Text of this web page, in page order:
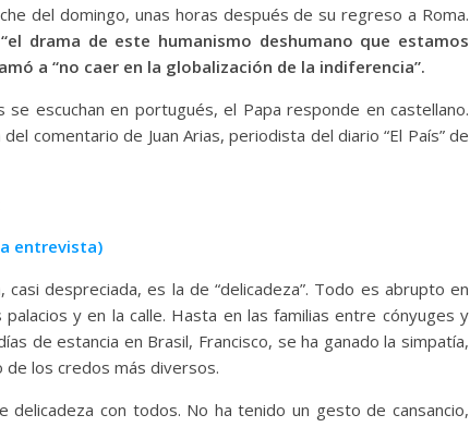
del domingo, unas horas después de su regreso a Roma.
drama de este humanismo deshumano que estamos
a “no caer en la globalización de la indiferencia”.
escuchan en portugués, el Papa responde en castellano.
comentario de Juan Arias, periodista del diario “El País” de
entrevista)
despreciada, es la de “delicadeza”. Todo es abrupto en
y en la calle. Hasta en las familias entre cónyuges y
de estancia en Brasil, Francisco, se ha ganado la simpatía,
de los credos más diversos.
con todos. No ha tenido un gesto de cansancio,